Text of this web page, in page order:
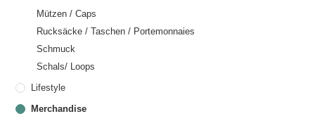
Mützen / Caps
Rucksäcke / Taschen / Portemonnaies
Schmuck
Schals/ Loops
Lifestyle
Merchandise